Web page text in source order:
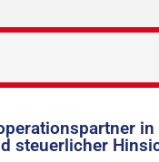
steuerlicher